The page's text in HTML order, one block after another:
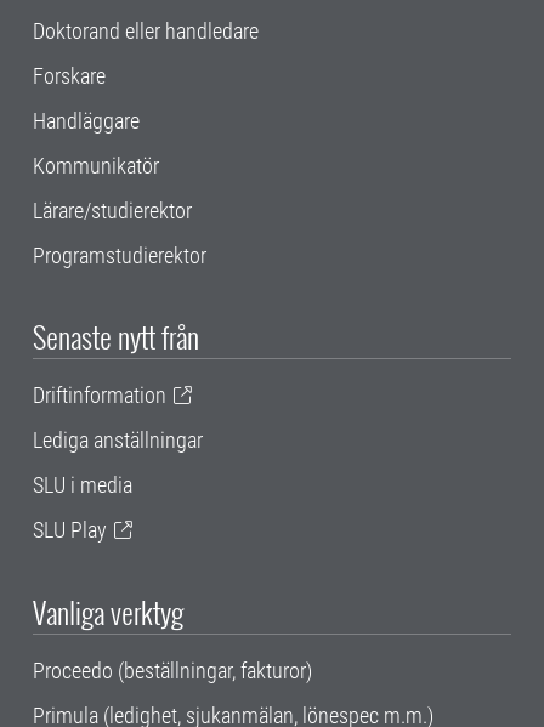
Doktorand eller handledare
Forskare
Handläggare
Kommunikatör
Lärare/studierektor
Programstudierektor
Senaste nytt från
Driftinformation
Lediga anställningar
SLU i media
SLU Play
Vanliga verktyg
Proceedo (beställningar, fakturor)
Primula (ledighet, sjukanmälan, lönespec m.m.)